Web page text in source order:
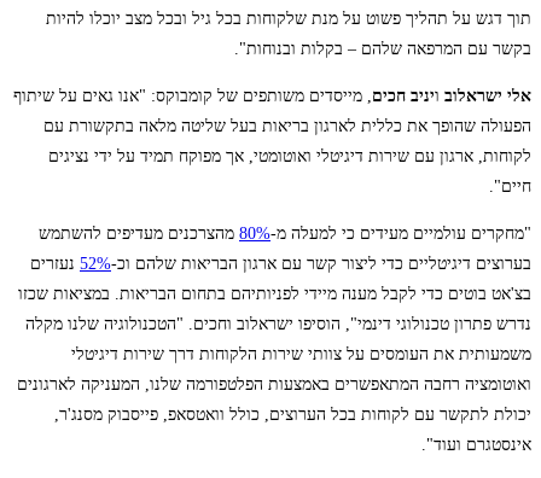
תוך דגש על תהליך פשוט על מנת שלקוחות בכל גיל ובכל מצב יוכלו להיות
בקשר עם המרפאה שלהם – בקלות ובנוחות".
אלי ישראלוב ויניב חכים, מייסדים משותפים של קומבוקס: "אנו גאים על שיתוף
הפעולה שהופך את כללית לארגון בריאות בעל שליטה מלאה בתקשורת עם
לקוחות, ארגון עם שירות דיגיטלי ואוטומטי, אך מפוקח תמיד על ידי נציגים
חיים".
"מחקרים עולמיים מעידים כי למעלה מ-80% מהצרכנים מעדיפים להשתמש
בערוצים דיגיטליים כדי ליצור קשר עם ארגון הבריאות שלהם וכ-52% נעזרים
בצ'אט בוטים כדי לקבל מענה מיידי לפניותיהם בתחום הבריאות. במציאות שכזו
נדרש פתרון טכנולוגי דינמי", הוסיפו ישראלוב וחכים. "הטכנולוגיה שלנו מקלה
משמעותית את העומסים על צוותי שירות הלקוחות דרך שירות דיגיטלי
ואוטומציה רחבה המתאפשרים באמצעות הפלטפורמה שלנו, המעניקה לארגונים
יכולת לתקשר עם לקוחות בכל הערוצים, כולל וואטסאפ, פייסבוק מסנג'ר,
אינסטגרם ועוד".